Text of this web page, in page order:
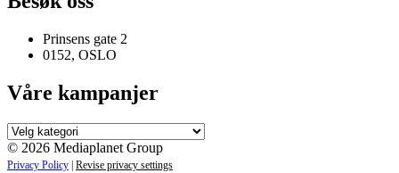
Prinsens gate 2
0152, OSLO
Våre kampanjer
Våre
kampanjer
© 2026 Mediaplanet Group
Privacy Policy Revise privacy settings